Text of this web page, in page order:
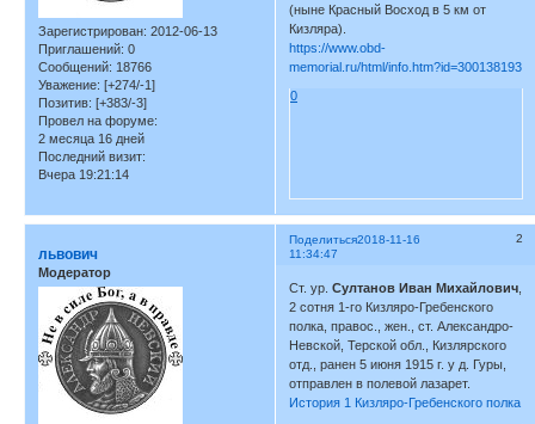
Зарегистрирован: 2012-06-13
Приглашений: 0
Сообщений: 18766
Уважение: [+274/-1]
Позитив: [+383/-3]
Провел на форуме:
2 месяца 16 дней
Последний визит:
Вчера 19:21:14
(ныне Красный Восход в 5 км от
Кизляра).
https://www.obd-
memorial.ru/html/info.htm?id=300138193
0
Поделиться 2
2018-11-16
11:34:47
львович
Модератор
Ст. ур.Султанов Иван Михайлович
2 сотня 1-го Кизляро-Гребенского
полка, правос., жен., ст. Александро-
Невской, Терской обл., Кизлярского
отд., ранен 5 июня 1915 г. у д. Гуры,
отправлен в полевой лазарет.
История 1 Кизляро-Гребенского полка